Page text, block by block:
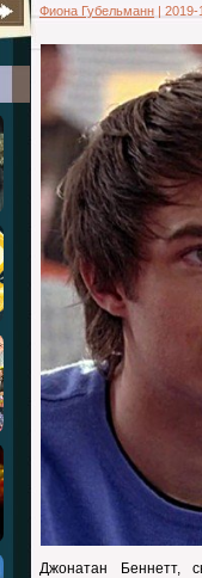
Фиона Губельманн | 2019-
Джонатан Беннетт,